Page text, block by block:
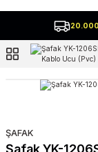
ŞAFAK
Şafak YK-